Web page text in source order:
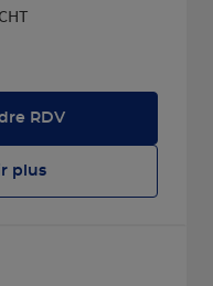
RDV
plus